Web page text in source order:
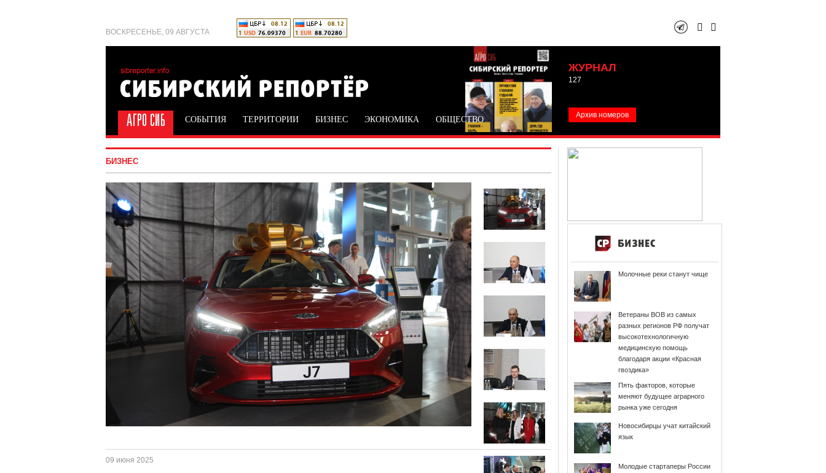
ВОСКРЕСЕНЬЕ, 09 АВГУСТА
ЖУРНАЛ
127
Архив номеров
СОБЫТИЯ ТЕРРИТОРИИ БИЗНЕС ЭКОНОМИКА ОБЩЕСТВО
БИЗНЕС
09 июня 2025
Молочные реки станут чище
Ветераны ВОВ из самых
разных регионов РФ получат
высокотехнологичную
медицинскую помощь
благодаря акции «Красная
гвоздика»
Пять факторов, которые
меняют будущее аграрного
рынка уже сегодня
Новосибирцы учат китайский
язык
Молодые стартаперы России